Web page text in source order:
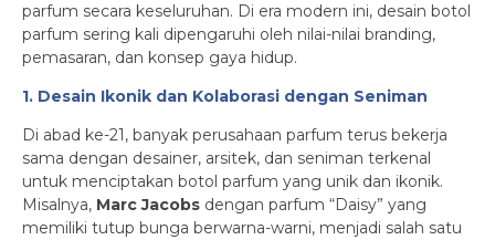
parfum secara keseluruhan. Di era modern ini, desain botol
parfum sering kali dipengaruhi oleh nilai-nilai branding,
pemasaran, dan konsep gaya hidup.
1. Desain Ikonik dan Kolaborasi dengan Seniman
Di abad ke-21, banyak perusahaan parfum terus bekerja
sama dengan desainer, arsitek, dan seniman terkenal
untuk menciptakan botol parfum yang unik dan ikonik.
Misalnya, Marc Jacobs dengan parfum “Daisy” yang
memiliki tutup bunga berwarna-warni, menjadi salah satu